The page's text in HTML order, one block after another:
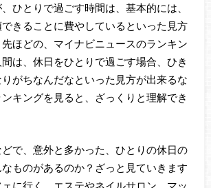
ひとりで過ごす時間は、基本的には、
きることに費やしているといった見方
ほどの、マイナビニュースのランキン
は、休日をひとりで過ごす場合、ひき
がちなんだなといった見方が出来るな
キングを見ると、ざっくりと理解でき
で、意外と多かった、ひとりの休日の
ものがあるのか？ざっと見ていきます
に行く、エステやネイルサロン、マッ